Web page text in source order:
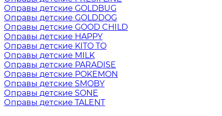
Оправы детские GOLDBUG
Оправы детские GOLDDOG
Оправы детские GOOD CHILD
Оправы детские HAPPY
Оправы детские KITO TO
Оправы детские MILK
Оправы детские PARADISE
Оправы детские POKEMON
Оправы детские SMOBY
Оправы детские SONE
Оправы детские TALENT